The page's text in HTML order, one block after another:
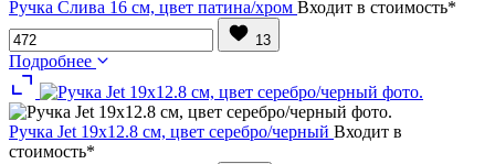
Ручка Слива 16 см, цвет патина/хром Входит в стоимость*
13
Подробнее
Ручка Jet 19х12.8 см, цвет серебро/черный Входит в
стоимость*